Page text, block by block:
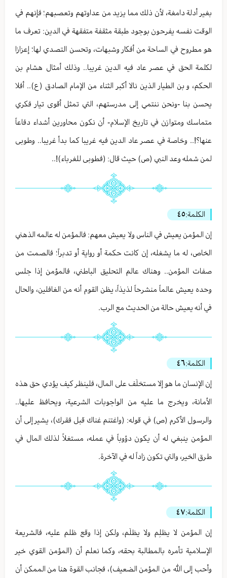
بغير أدلة دامغة، لأن ذلك مما يزيد من عداوتهم وتعصبهم؛ فإنهم في
الوقت نفسه يفرحون بوجود طبقة مثقفة متفقهة في الدين: تعرف ما
هو مطروح في الساحة من أفكار وشبهات، وتحسن التصدي لها؛ إعزازا
لكلمة الحق في عصر عاد فيه الدين غريبا.. وذلك أمثال هشام بن
الحكم، و بن الطيار الذين نالا أكبر الثناء من الإمام الصادق (ع).. أفلا
يحسن بنا -ونحن ننتمي إلى مدرستهم، التي تمثل أقوى تيار فكري
متماسك ومتوازن في تاريخ الإسلام- أن نكون محاورين أشداء دفاعاً
عنها؟!.. وخاصة في عصر عاد الدين فيه غريبا كما بدأ غريبا.. وطوبى
لمن شمله وعد النبي (ص) حيث قال: (فطوبى للغرباء)!..
الكلمة:٤٥
إن المؤمن يعيش في الناس ولا يعيش معهم: فالمؤمن له عالمه الذهني
الخاص، له ما يشغله، إن كانت حكمة أو رواية أو تدبراً؛ فالصمت من
صفات المؤمن.. وهناك عالم التحليق الباطني، فالمؤمن إذا جلس
وحده يعيش عالماً منشرحاً لذيذاً، يظن القوم أنه من الغافلين، والحال
في أنه يعيش حالة من الحديث مع الرب.
الكلمة:٤٦
إن الإنسان ما هو إلا مستخلَف على المال، فلينظر كيف يؤدي حق هذه
الأمانة، ويخرج ما عليه من الواجوبات الشرعية، ويحافظ عليها..
والرسول الأكرم (ص) في قوله: (واغتنم غناك قبل فقرك)، يشير إلى أن
المؤمن ينبغي له أن يكون دؤوباً في عمله، مستغلاً لذلك المال في
طرق الخير، والتي تكون زاداً له في الآخرة.
الكلمة:٤٧
إن المؤمن لا يظلِم ولا يظلَم، ولكن إذا وقع ظلم عليه، فالشريعة
الإسلامية تأمره بالمطالبة بحقه، وكما نعلم أن (المؤمن القوي خير
وأحب إلى الله من المؤمن الضعيف)، فجانب القوة هنا من الممكن أن